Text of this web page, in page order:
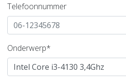
Telefoonnummer
Onderwerp*